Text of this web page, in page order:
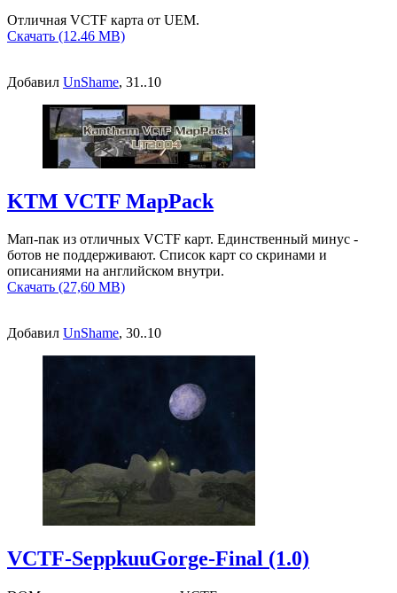
Отличная VCTF карта от UEM.
Скачать (12.46 MB)
Добавил UnShame, 31..10
KTM VCTF MapPack
Мап-пак из отличных VCTF карт. Единственный минус -
ботов не поддерживают. Список карт со скринами и
описаниями на английском внутри.
Скачать (27,60 MB)
Добавил UnShame, 30..10
VCTF-SeppkuuGorge-Final (1.0)